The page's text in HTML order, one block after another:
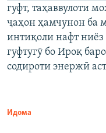
гуфт, таҳаввулоти
ҷаҳон ҳамчунон ба
интиқоли нафт
гуфтугӯ бо Ироқ
содироти энержӣ
Идома